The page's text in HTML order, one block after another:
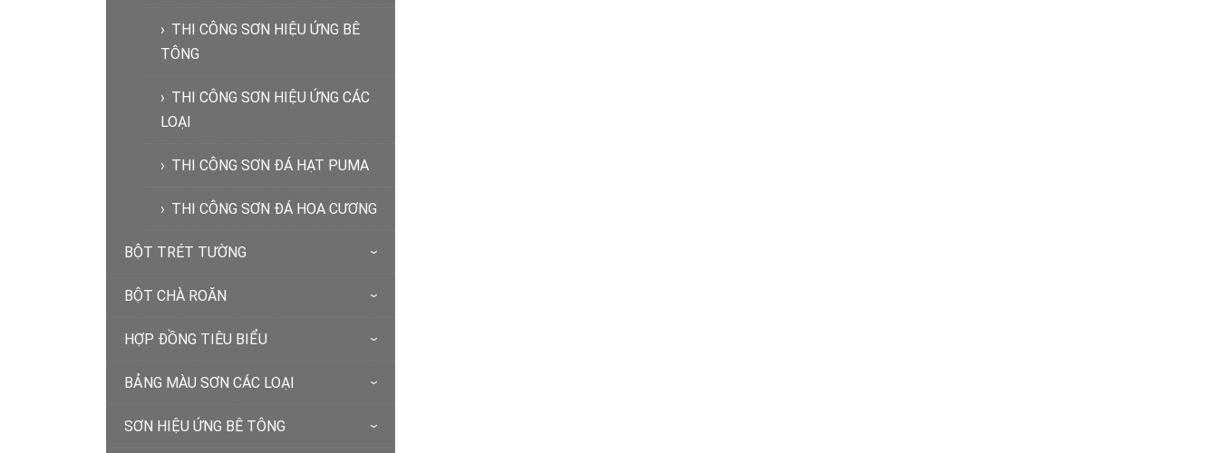
THI CÔNG SƠN HIỆU ỨNG BÊ
TÔNG
THI CÔNG SƠN HIỆU ỨNG CÁC
LOẠI
THI CÔNG SƠN ĐÁ HẠT PUMA
THI CÔNG SƠN ĐÁ HOA CƯƠNG
BỘT TRÉT TƯỜNG
BỘT CHÀ ROĂN
HỢP ĐỒNG TIÊU BIỂU
BẢNG MÀU SƠN CÁC LOẠI
SƠN HIỆU ỨNG BÊ TÔNG